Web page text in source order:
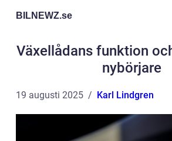
BILNEWZ.se
Växellådans funktion
nybörjare
19 augusti 2025 Karl Lindgren